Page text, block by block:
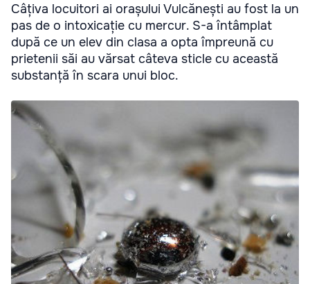
Câțiva locuitori ai orașului Vulcănești au fost la un
pas de o intoxicație cu mercur. S-a întâmplat
după ce un elev din clasa a opta împreună cu
prietenii săi au vărsat câteva sticle cu această
substanță în scara unui bloc.